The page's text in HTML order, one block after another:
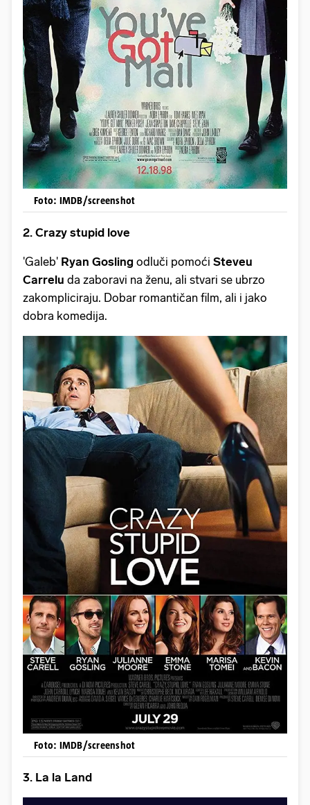
Foto: IMDB/screenshot
2. Crazy stupid love
'Galeb' Ryan Gosling odluči pomoći Steveu
Carrelu da zaboravi na ženu, ali stvari se ubrzo
zakompliciraju. Dobar romantičan film, ali i jako
dobra komedija.
Foto: IMDB/screenshot
3. La la Land